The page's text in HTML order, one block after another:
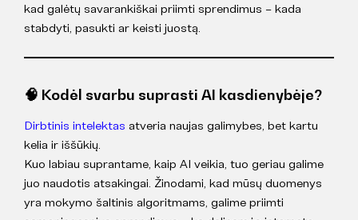
kad galėtų savarankiškai priimti sprendimus – kada
stabdyti, pasukti ar keisti juostą.
🧠 Kodėl svarbu suprasti AI kasdienybėje?
Dirbtinis intelektas atveria naujas galimybes, bet kartu
kelia ir iššūkių.
Kuo labiau suprantame, kaip AI veikia, tuo geriau galime
juo naudotis atsakingai. Žinodami, kad mūsų duomenys
yra mokymo šaltinis algoritmams, galime priimti